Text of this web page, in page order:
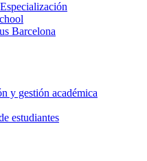
Barcelona
y gestión académica
estudiantes